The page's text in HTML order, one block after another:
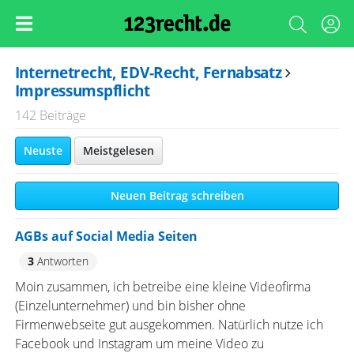
Internetrecht, EDV-Recht, Fernabsatz
Impressumspflicht
142 Beiträge
Neuste Meistgelesen
Neuen Beitrag schreiben
AGBs auf Social Media Seiten
3Antworten
Moin zusammen, ich betreibe eine kleine Videofirma
(Einzelunternehmer) und bin bisher ohne
Firmenwebseite gut ausgekommen. Natürlich nutze ich
Facebook und Instagram um meine Video zu